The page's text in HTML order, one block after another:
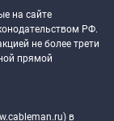
на сайте
РФ.
не более трети
прямой
) в